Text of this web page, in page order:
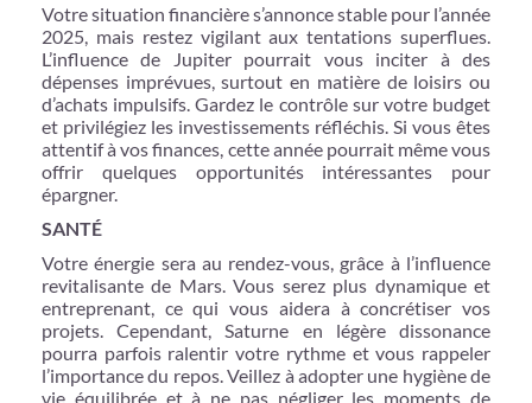
Votre situation financière s’annonce stable pour l’année
2025, mais restez vigilant aux tentations superflues.
L’influence de Jupiter pourrait vous inciter à des
dépenses imprévues, surtout en matière de loisirs ou
d’achats impulsifs. Gardez le contrôle sur votre budget
et privilégiez les investissements réfléchis. Si vous êtes
attentif à vos finances, cette année pourrait même vous
offrir quelques opportunités intéressantes pour
épargner.
SANTÉ
Votre énergie sera au rendez-vous, grâce à l’influence
revitalisante de Mars. Vous serez plus dynamique et
entreprenant, ce qui vous aidera à concrétiser vos
projets. Cependant, Saturne en légère dissonance
pourra parfois ralentir votre rythme et vous rappeler
l’importance du repos. Veillez à adopter une hygiène de
vie équilibrée et à ne pas négliger les moments de